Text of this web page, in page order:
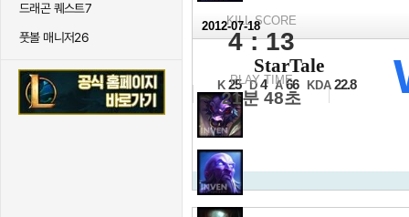
드래곤 퀘스트7
풋볼 매니저26
KILL SCORE
4 : 13
PLAY TIME
21분 48초
2012-07-18
16강 C조 2경기
StarTale
K 25 D 4 A 66 KDA 22.8